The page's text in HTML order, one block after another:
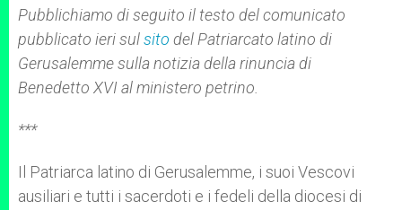
p
p
g
e
r
o
k
r
Pubblichiamo di seguito il testo del comunicato
pubblicato ieri sulsito del Patriarcato latino di
Gerusalemme sulla notizia della rinuncia di
Benedetto XVI al ministero petrino.
***
Il Patriarca latino di Gerusalemme, i suoi Vescovi
ausiliari e tutti i sacerdoti e i fedeli della diocesi di